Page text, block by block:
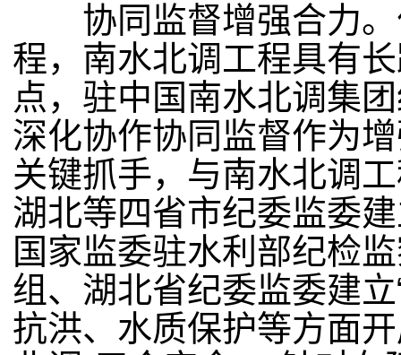
协同监督增强合力。
程，南水北调工程具有
点，驻中国南水北调集
深化协作协同监督作为
关键抓手，与南水北调
湖北等四省市纪委监委
国家监委驻水利部纪检
组、湖北省纪委监委建
抗洪、水质保护等方面